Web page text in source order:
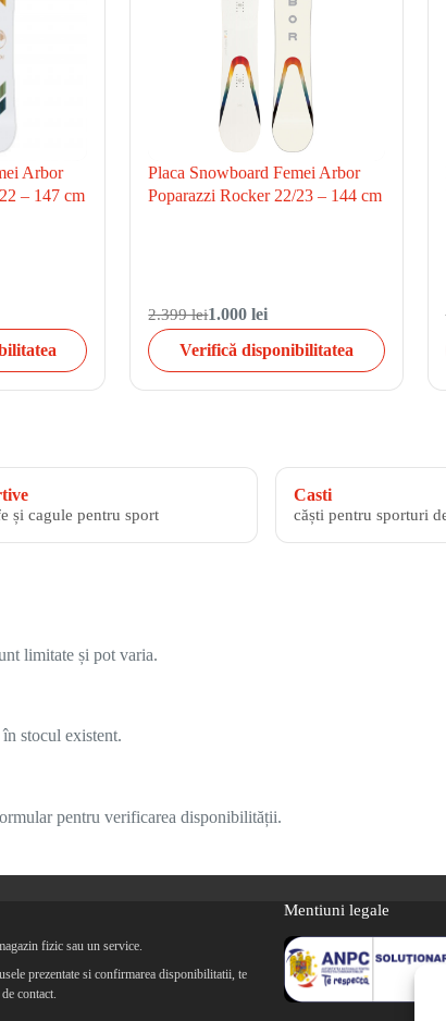
Arbor
– 147 cm
Placa Snowboard Femei Arbor
Poparazzi Rocker 22/23 – 144 cm
2.399 lei1.000 lei
Verifică disponibilitatea
și cagule pentru sport
Casti
căști pentru sporturi
limitate și pot varia.
stocul existent.
pentru verificarea disponibilității.
fizic sau un service.
prezentate si confirmarea disponibilitatii, te
contact.
Mentiuni legale